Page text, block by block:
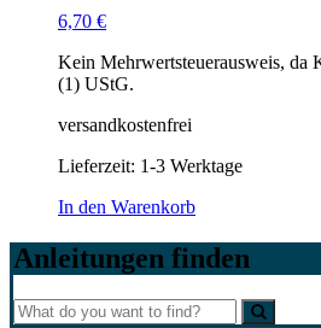
6,70 €
Kein Mehrwertsteuerausweis, da
(1) UStG.
versandkostenfrei
Lieferzeit: 1-3 Werktage
In den Warenkorb
Anleitungen finden